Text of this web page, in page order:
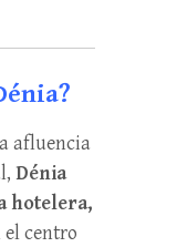
afluencia
Dénia
hotelera,
el centro